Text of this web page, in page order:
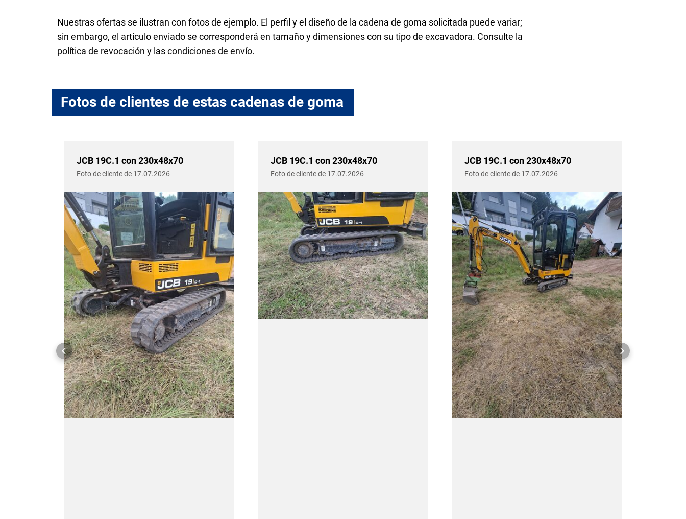
Nuestras ofertas se ilustran con fotos de ejemplo. El perfil y el diseño de la cadena de goma solicitada puede variar;
sin embargo, el artículo enviado se corresponderá en tamaño y dimensiones con su tipo de excavadora. Consulte la
política de revocación y lascondiciones de envío.
Fotos de clientes de estas cadenas de goma
JCB 19C.1 con 230x48x70
Foto de cliente de 17.07.2026
JCB 19C.1 con 230x48x70
Foto de cliente de 17.07.2026
JCB 19C.1 con 230x48x70
Foto de cliente de 17.07.2026